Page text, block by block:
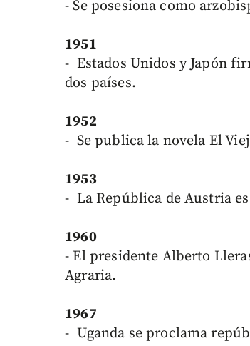
- Se posesiona como
1951
- Estados Unidos y Japón
dos países.
1952
- Se publica la novela El
1953
- La República de Austria
1960
- El presidente Alberto
Agraria.
1967
- Uganda se proclama